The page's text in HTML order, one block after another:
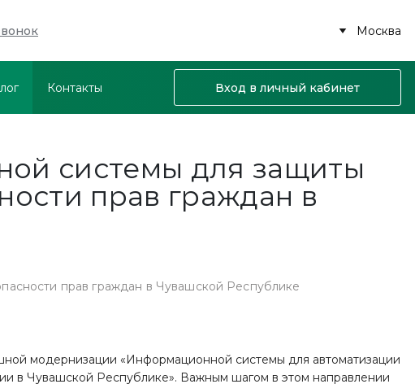
Москва
Контакты Вход в личный кабинет
системы для защиты
прав граждан в
прав граждан в Чувашской Республике
модернизации «Информационной системы для автоматизации
в Чувашской Республике». Важным шагом в этом направлении